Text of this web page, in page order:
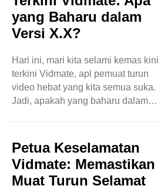
biasanya memberikan kelajuan muat
turun yang lebih pantas, jadi anda
boleh mendapatkan video anda
pastikan anda mengemas kini apl
Vidmate anda dengan kerap. Kemas
kini selalunya disertakan dengan
pembetulan pepijat dan peningkatan
yang Baharu dalam
Versi X.X?
Hari ini, mari kita selami kemas kini
terkini Vidmate, apl pemuat turun
video hebat yang kita semua suka.
Jadi, apakah yang baharu dalam
Pertama sekali, dalam versi baharu
yang berkilat ini, Vidmate telah
meningkatkan antara muka
penggunanya untuk menjadikannya
Petua Keselamatan
Vidmate: Memastikan
Muat Turun Selamat